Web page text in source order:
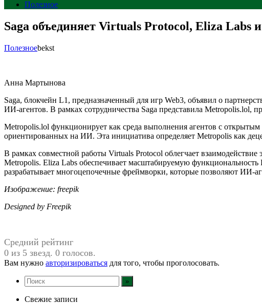
Полезное
Saga объединяет Virtuals Protocol, Eliza
Полезноеbekst
Анна Мартынова
Saga, блокчейн L1, предназначенный для игр Web3, объявил о
ИИ-агентов. В рамках сотрудничества Saga представила Metropolis.lol,
Metropolis.lol функционирует как среда выполнения агентов с
ориентированных на ИИ. Эта инициатива определяет Metropolis как
В рамках совместной работы Virtuals Protocol облегчает
Metropolis. Eliza Labs обеспечивает масштабируемую
разрабатывает многоцепочечные фреймворки, которые позволяют ИИ-
Изображение: freepik
Designed by Freepik
Средний рейтинг
0 из 5 звезд. 0 голосов.
Вам нужно авторизироваться для того, чтобы проголосовать.
Свежие записи